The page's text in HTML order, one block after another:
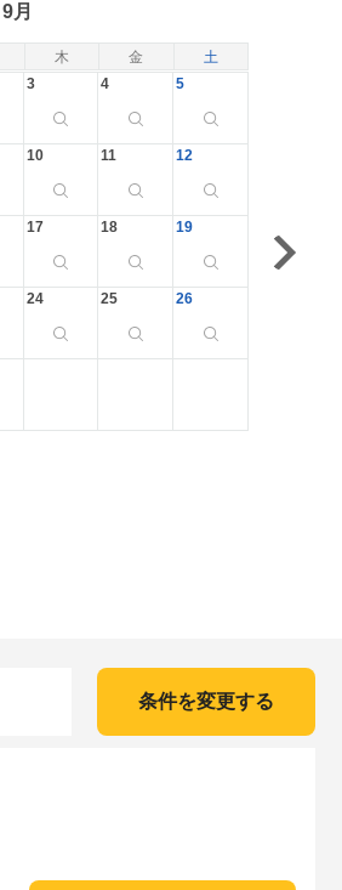
木 金 土
9月
3 4 5
10 11 12
17 18 19
24 25 26
条件を変更する